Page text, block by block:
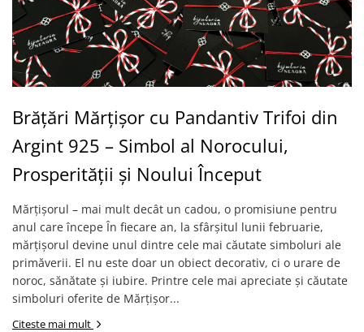
Brățări Mărțișor cu Pandantiv Trifoi din
Argint 925 – Simbol al Norocului,
Prosperității și Noului Început
Mărțișorul – mai mult decât un cadou, o promisiune pentru
anul care începe În fiecare an, la sfârșitul lunii februarie,
mărțișorul devine unul dintre cele mai căutate simboluri ale
primăverii. El nu este doar un obiect decorativ, ci o urare de
noroc, sănătate și iubire. Printre cele mai apreciate și căutate
simboluri oferite de Mărțișor...
Citeste mai mult